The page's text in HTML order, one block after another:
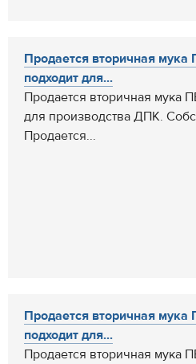
Продается вторичная
подходит для...
Продается вторичная мука
для производства ДПК.
Продается...
Продается вторичная
подходит для...
Продается вторичная мука